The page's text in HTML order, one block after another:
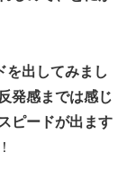
を出してみまし
発感までは感じ
ピードが出ます